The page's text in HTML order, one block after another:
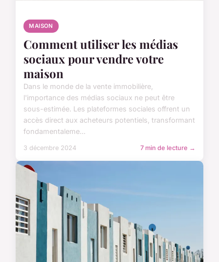
MAISON
Comment utiliser les médias
sociaux pour vendre votre
maison
Dans le monde de la vente immobilière,
l'importance des médias sociaux ne peut être
sous-estimée. Les plateformes sociales offrent un
accès direct aux acheteurs potentiels, transformant
fondamentaleme...
3 décembre 2024 7 min de lecture →